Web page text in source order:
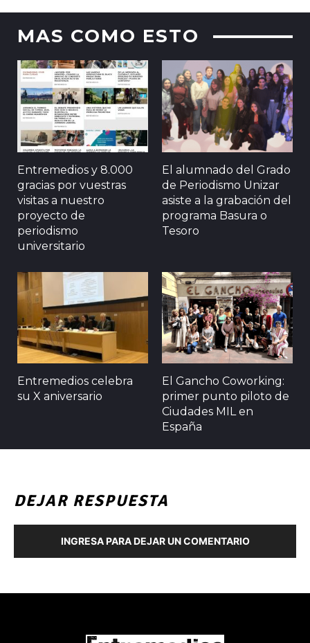
MAS COMO ESTO
Entremedios y 8.000
gracias por vuestras
visitas a nuestro
proyecto de
periodismo
universitario
El alumnado del Grado
de Periodismo Unizar
asiste a la grabación del
programa Basura o
Tesoro
Entremedios celebra
su X aniversario
El Gancho Coworking:
primer punto piloto de
Ciudades MIL en
España
DEJAR RESPUESTA
INGRESA PARA DEJAR UN COMENTARIO